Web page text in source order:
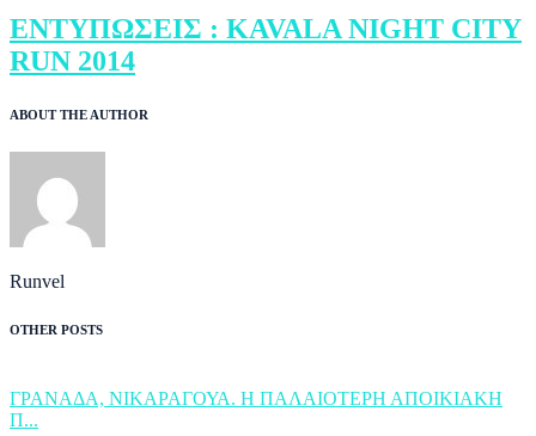
ΕΝΤΥΠΩΣΕΙΣ : KAVALA NIGHT CITY
RUN 2014
ABOUT THE AUTHOR
Runvel
OTHER POSTS
ΓΡΑΝΑΔΑ, ΝΙΚΑΡΑΓΟΥΑ. Η ΠΑΛΑΙΟΤΕΡΗ ΑΠΟΙΚΙΑΚΗ
Π...